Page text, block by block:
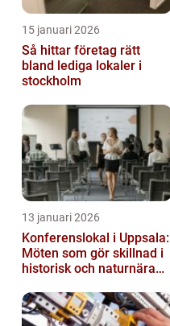
15 januari 2026
Så hittar företag rätt
bland lediga lokaler i
stockholm
13 januari 2026
Konferenslokal i Uppsala:
Möten som gör skillnad i
historisk och naturnära